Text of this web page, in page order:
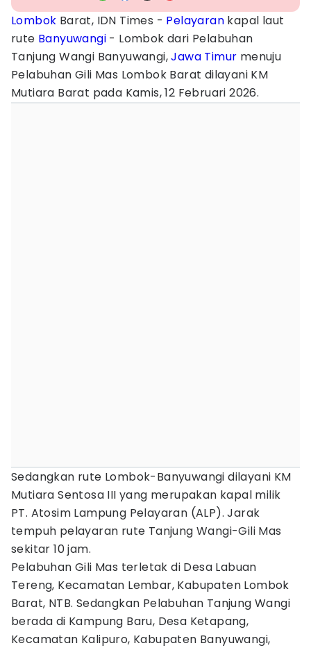
Lombok Barat, IDN Times - Pelayaran kapal laut
rute Banyuwangi - Lombok dari Pelabuhan
Tanjung Wangi Banyuwangi,Jawa Timur menuju
Pelabuhan Gili Mas Lombok Barat dilayani KM
Mutiara Barat pada Kamis, 12 Februari 2026.
Sedangkan rute Lombok-Banyuwangi dilayani KM
Mutiara Sentosa III yang merupakan kapal milik
PT. Atosim Lampung Pelayaran (ALP). Jarak
tempuh pelayaran rute Tanjung Wangi-Gili Mas
sekitar 10 jam.
Pelabuhan Gili Mas terletak di Desa Labuan
Tereng, Kecamatan Lembar, Kabupaten Lombok
Barat, NTB. Sedangkan Pelabuhan Tanjung Wangi
berada di Kampung Baru, Desa Ketapang,
Kecamatan Kalipuro, Kabupaten Banyuwangi,